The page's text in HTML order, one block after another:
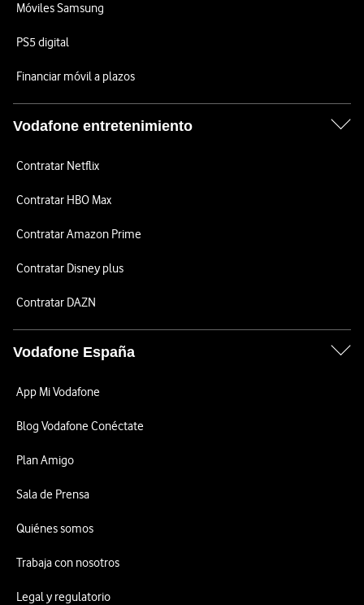
Móviles Samsung
PS5 digital
Financiar móvil a plazos
Vodafone entretenimiento
Contratar Netflix
Contratar HBO Max
Contratar Amazon Prime
Contratar Disney plus
Contratar DAZN
Vodafone España
App Mi Vodafone
Blog Vodafone Conéctate
Plan Amigo
Sala de Prensa
Quiénes somos
Trabaja con nosotros
Legal y regulatorio